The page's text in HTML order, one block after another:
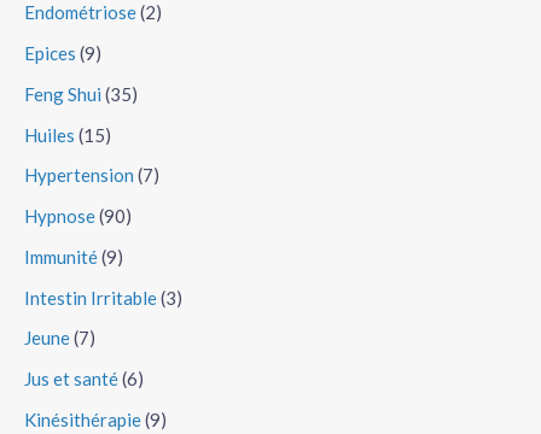
Endométriose(2)
Epices (9)
Feng Shui (35)
Huiles (15)
Hypertension (7)
Hypnose(90)
Immunité(9)
Intestin Irritable(3)
Jeune(7)
Jus et santé(6)
Kinésithérapie(9)